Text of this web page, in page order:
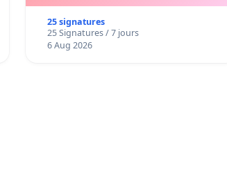
25 signatures
25 Signatures / 7 jours
6 Aug 2026